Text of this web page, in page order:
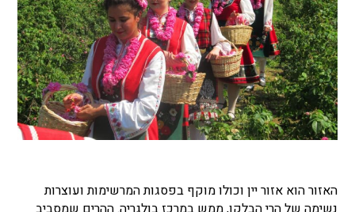
האזור הוא אזור יין וכולו מוקף בפסגות המרשימות ועוצרות